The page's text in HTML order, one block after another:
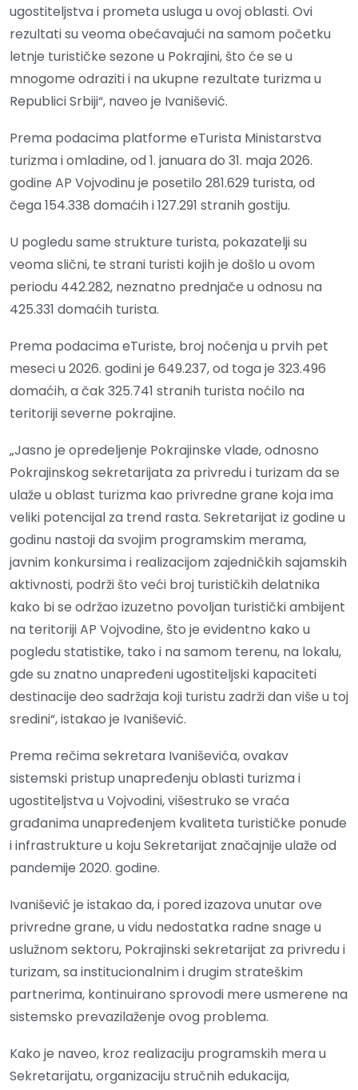
ugostiteljstva i prometa usluga u ovoj oblasti. Ovi
rezultati su veoma obećavajući na samom početku
letnje turističke sezone u Pokrajini, što će se u
mnogome odraziti i na ukupne rezultate turizma u
Republici Srbiji“, naveo je Ivanišević.
Prema podacima platforme eTurista Ministarstva
turizma i omladine, od 1. januara do 31. maja 2026.
godine AP Vojvodinu je posetilo 281.629 turista, od
čega 154.338 domaćih i 127.291 stranih gostiju.
U pogledu same strukture turista, pokazatelji su
veoma slični, te strani turisti kojih je došlo u ovom
periodu 442.282, neznatno prednjače u odnosu na
425.331 domaćih turista.
Prema podacima eTuriste, broj noćenja u prvih pet
meseci u 2026. godini je 649.237, od toga je 323.496
domaćih, a čak 325.741 stranih turista noćilo na
teritoriji severne pokrajine.
„Jasno je opredeljenje Pokrajinske vlade, odnosno
Pokrajinskog sekretarijata za privredu i turizam da se
ulaže u oblast turizma kao privredne grane koja ima
veliki potencijal za trend rasta. Sekretarijat iz godine u
godinu nastoji da svojim programskim merama,
javnim konkursima i realizacijom zajedničkih sajamskih
aktivnosti, podrži što veći broj turističkih delatnika
kako bi se održao izuzetno povoljan turistički ambijent
na teritoriji AP Vojvodine, što je evidentno kako u
pogledu statistike, tako i na samom terenu, na lokalu,
gde su znatno unapređeni ugostiteljski kapaciteti
destinacije deo sadržaja koji turistu zadrži dan više u toj
sredini“, istakao je Ivanišević.
Prema rečima sekretara Ivaniševića, ovakav
sistemski pristup unapređenju oblasti turizma i
ugostiteljstva u Vojvodini, višestruko se vraća
građanima unapređenjem kvaliteta turističke ponude
i infrastrukture u koju Sekretarijat značajnije ulaže od
pandemije 2020. godine.
Ivanišević je istakao da, i pored izazova unutar ove
privredne grane, u vidu nedostatka radne snage u
uslužnom sektoru, Pokrajinski sekretarijat za privredu i
turizam, sa institucionalnim i drugim strateškim
partnerima, kontinuirano sprovodi mere usmerene na
sistemsko prevazilaženje ovog problema.
Kako je naveo, kroz realizaciju programskih mera u
Sekretarijatu, organizaciju stručnih edukacija,